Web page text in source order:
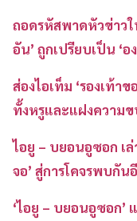
ถอดรหัสพาดหัวข่าวใ
อัน’ ถูกเปรียบเป็น ‘
ส่องไอเท็ม ‘รองเท้า
ทั้งหรูและแฝงความ
ไอยู – บยอนอูซอก เ
จอ’ สู่การโคจรพบกั
‘ไอยู – บยอนอูซอก’